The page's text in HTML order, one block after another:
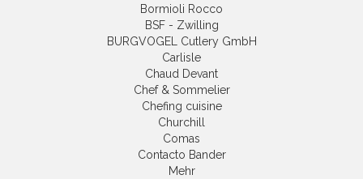
Bormioli Rocco
BSF - Zwilling
BURGVOGEL Cutlery GmbH
Carlisle
Chaud Devant
Chef & Sommelier
Chefing cuisine
Churchill
Comas
Contacto Bander
Mehr